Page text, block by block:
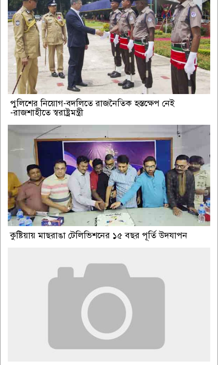
পুলিশের নিয়োগ-বদলিতে রাজনৈতিক হস্তক্ষেপ নেই
-রাজশাহীতে স্বরাষ্ট্রমন্ত্রী
কুষ্টিয়ায় মাছরাঙা টেলিভিশনের ১৫ বছর পূর্তি উদযাপন